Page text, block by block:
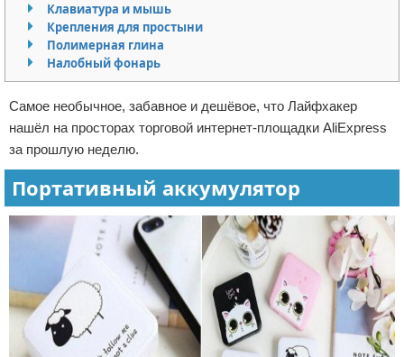
Менеджмент
Клавиатура и мышь
Крепления для простыни
Полимерная глина
Налобный фонарь
Самое необычное, забавное и дешёвое, что Лайфхакер
нашёл на просторах торговой интернет-площадки AliExpress
за прошлую неделю.
Портативный аккумулятор